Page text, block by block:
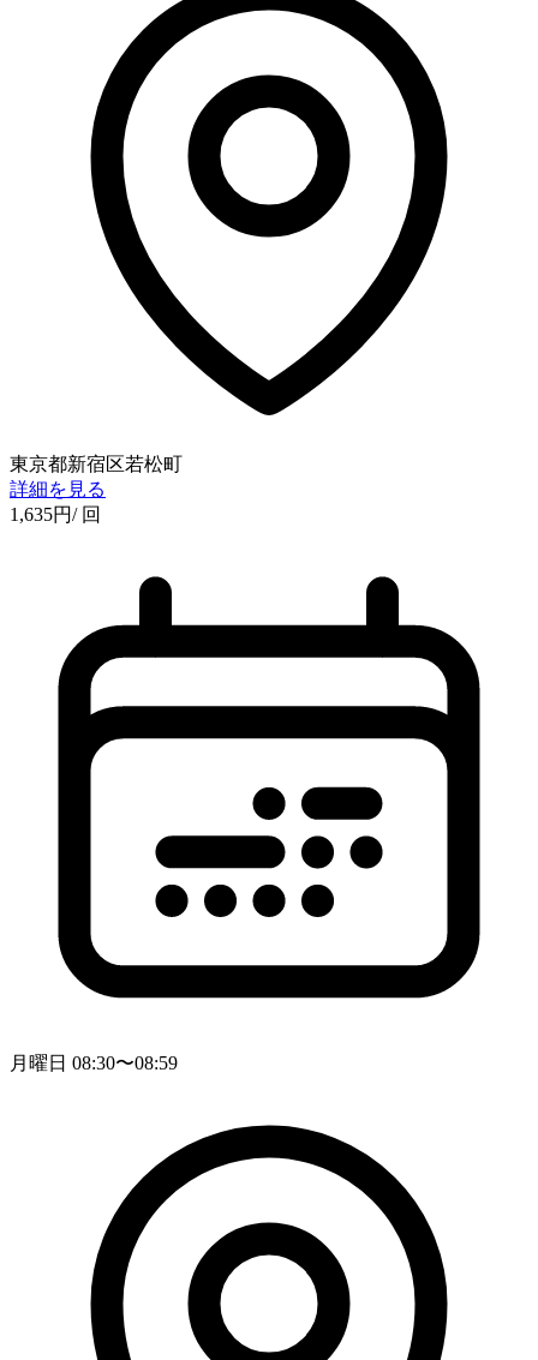
東京都新宿区若松町
詳細を見る
1,635円/ 回
月曜日 08:30〜08:59